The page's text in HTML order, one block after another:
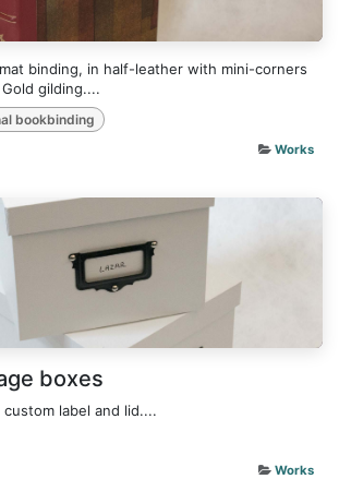
binding, in half-leather with mini-corners
gilding....
bookbinding
Works
boxes
label and lid....
Works